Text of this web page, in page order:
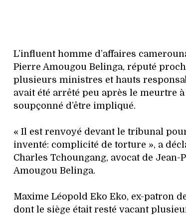
L’influent homme d’affaires
Pierre Amougou Belinga, réputé
plusieurs ministres et hauts
avait été arrêté peu après le meurtre à
soupçonné d’être impliqué.
« Il est renvoyé devant le tribunal
inventé: complicité de torture », a
Charles Tchoungang, avocat de Jean-
Amougou Belinga.
Maxime Léopold Eko Eko, ex-patron
dont le siège était resté vacant